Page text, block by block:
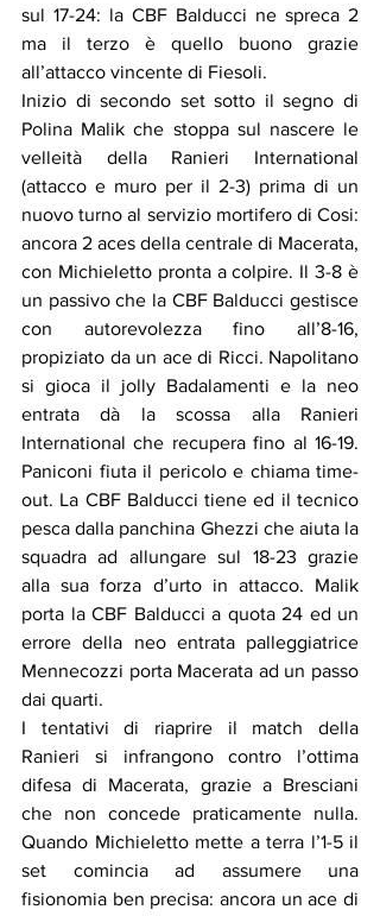
sul 17-24: la CBF Balducci ne spreca 2
ma il terzo è quello buono grazie
all’attacco vincente di Fiesoli.
Inizio di secondo set sotto il segno di
Polina Malik che stoppa sul nascere le
velleità della Ranieri International
(attacco e muro per il 2-3) prima di un
nuovo turno al servizio mortifero di Cosi:
ancora 2 aces della centrale di Macerata,
con Michieletto pronta a colpire. Il 3-8 è
un passivo che la CBF Balducci gestisce
con autorevolezza fino all’8-16,
propiziato da un ace di Ricci. Napolitano
si gioca il jolly Badalamenti e la neo
entrata dà la scossa alla Ranieri
International che recupera fino al 16-19.
Paniconi fiuta il pericolo e chiama time-
out. La CBF Balducci tiene ed il tecnico
pesca dalla panchina Ghezzi che aiuta la
squadra ad allungare sul 18-23 grazie
alla sua forza d’urto in attacco. Malik
porta la CBF Balducci a quota 24 ed un
errore della neo entrata palleggiatrice
Mennecozzi porta Macerata ad un passo
dai quarti.
I tentativi di riaprire il match della
Ranieri si infrangono contro l’ottima
difesa di Macerata, grazie a Bresciani
che non concede praticamente nulla.
Quando Michieletto mette a terra l’1-5 il
set comincia ad assumere una
fisionomia ben precisa: ancora un ace di